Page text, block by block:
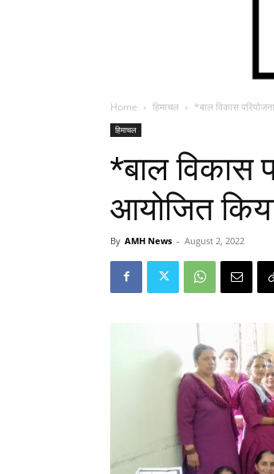
Home हिमाचल *बाल विकास
हिमाचल
*बाल विकास
आयोजित
By AMH News - August 2, 2022